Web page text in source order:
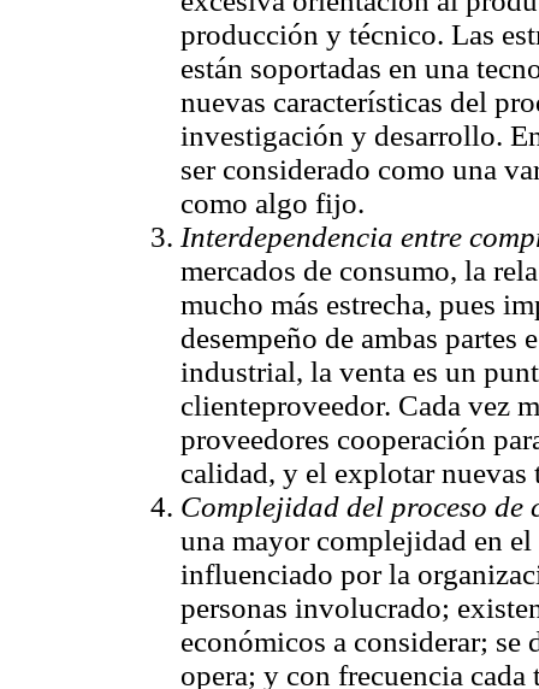
producción y técnico. Las
están soportadas en una
nuevas características del
investigación y desarrollo.
ser considerado como una
como algo fijo.
Interdependencia entre
mercados de consumo, la
mucho más estrecha, pues
desempeño de ambas partes
industrial, la venta es un
clienteproveedor. Cada vez
proveedores cooperación
calidad, y el explotar nuevas
Complejidad del proceso de
una mayor complejidad en el
influenciado por la
personas involucrado;
económicos a considerar; se
opera; y con frecuencia